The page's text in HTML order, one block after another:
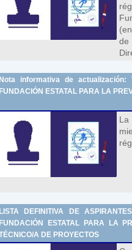
de
Nota informativa de actualización:
FUNDACIÓN ESTATAL PARA LA
LISTA DEFINITIVA DE
FUNDACIÓN ESTATAL PARA LA
A DE PROYECTOS